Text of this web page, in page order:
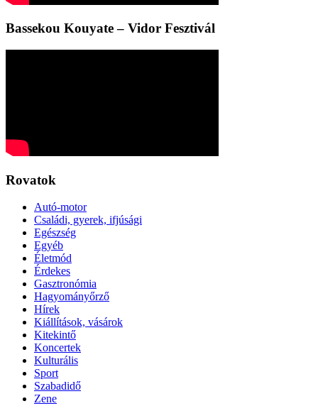
Bassekou Kouyate – Vidor Fesztivál
Rovatok
Autó-motor
Családi, gyerek, ifjúsági
Egészség
Egyéb
Életmód
Érdekes
Gasztronómia
Hagyományőrző
Hírek
Kiállítások, vásárok
Kitekintő
Koncertek
Kulturális
Sport
Szabadidő
Zene